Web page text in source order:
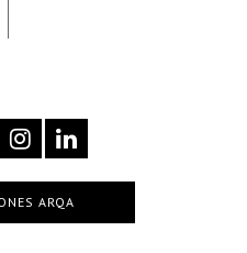
ARQA